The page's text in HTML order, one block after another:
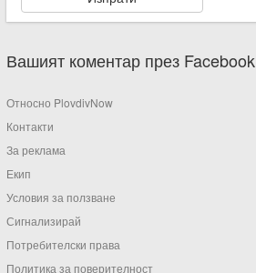
Вашият коментар през Facebook
Относно PlovdivNow
Контакти
За реклама
Екип
Условия за ползване
Сигнализирай
Потребителски права
Политика за поверителност